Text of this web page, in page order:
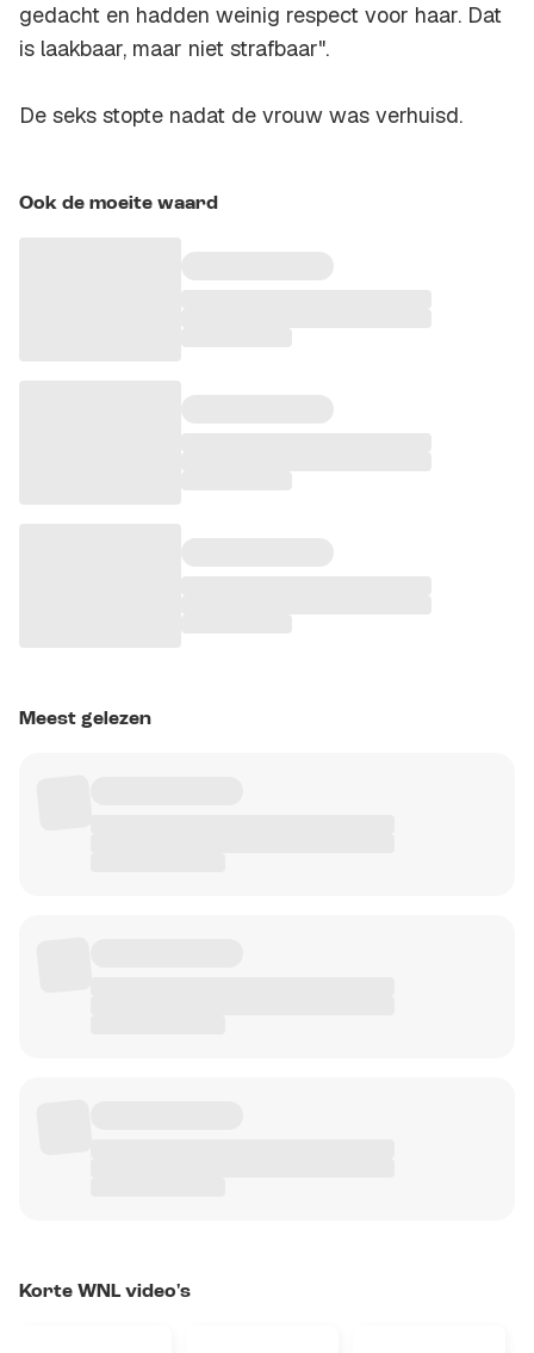
gedacht en hadden weinig respect voor haar. Dat
is laakbaar, maar niet strafbaar".
De seks stopte nadat de vrouw was verhuisd.
Ook de moeite waard
Meest gelezen
Korte WNL video's